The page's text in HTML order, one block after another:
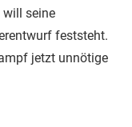
will seine
feststeht.
jetzt unnötige